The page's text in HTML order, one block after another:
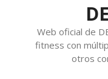
Web oficial de
fitness con
otros